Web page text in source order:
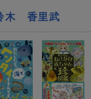
木 香里武